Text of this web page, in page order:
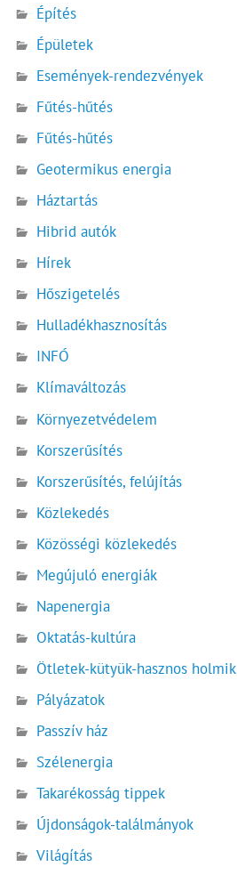
Építés
Épületek
Események-rendezvények
Fűtés-hűtés
Fűtés-hűtés
Geotermikus energia
Háztartás
Hibrid autók
Hírek
Hőszigetelés
Hulladékhasznosítás
INFÓ
Klímaváltozás
Környezetvédelem
Korszerűsítés
Korszerűsítés, felújítás
Közlekedés
Közösségi közlekedés
Megújuló energiák
Napenergia
Oktatás-kultúra
Ötletek-kütyük-hasznos holmik
Pályázatok
Passzív ház
Szélenergia
Takarékosság tippek
Újdonságok-találmányok
Világítás